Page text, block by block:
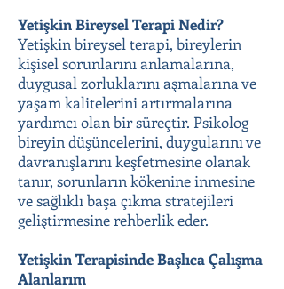
Yetişkin Bireysel Terapi Nedir?
Yetişkin bireysel terapi, bireylerin
kişisel sorunlarını anlamalarına,
duygusal zorluklarını aşmalarına ve
yaşam kalitelerini artırmalarına
yardımcı olan bir süreçtir. Psikolog
bireyin düşüncelerini, duygularını ve
davranışlarını keşfetmesine olanak
tanır, sorunların kökenine inmesine
ve sağlıklı başa çıkma stratejileri
geliştirmesine rehberlik eder.
Yetişkin Terapisinde Başlıca Çalışma
Alanlarım